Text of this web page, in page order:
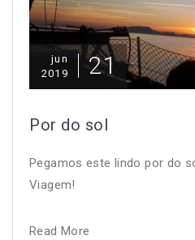
jun
2019
21
Por do sol
Pegamos este lindo por do
Viagem!
Read More